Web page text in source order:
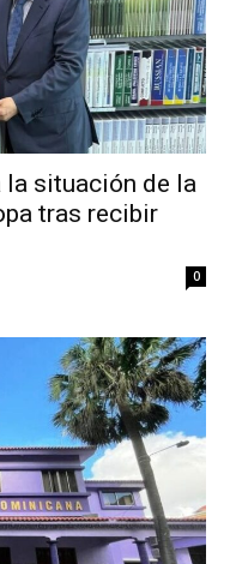
la situación de la
tras recibir
0